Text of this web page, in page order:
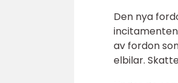
Den nya
av fordon
elbilar.